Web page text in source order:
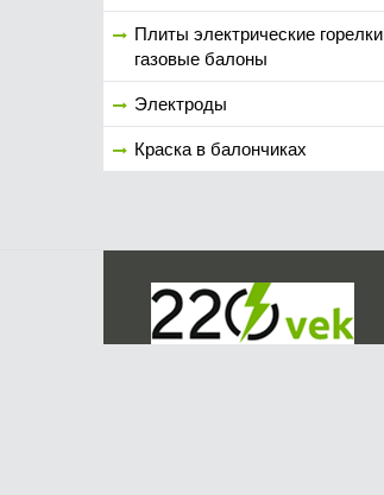
Плиты электрические горелки
газовые балоны
Электроды
Краска в балончиках